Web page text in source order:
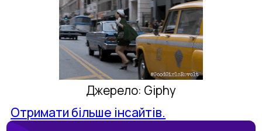
Джерело: Giphy
Отримати більше інсайтів.